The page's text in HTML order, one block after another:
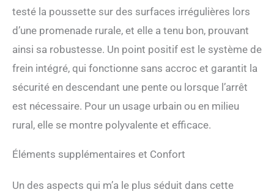
testé la poussette sur des surfaces irrégulières lors
d’une promenade rurale, et elle a tenu bon, prouvant
ainsi sa robustesse. Un point positif est le système de
frein intégré, qui fonctionne sans accroc et garantit la
sécurité en descendant une pente ou lorsque l’arrêt
est nécessaire. Pour un usage urbain ou en milieu
rural, elle se montre polyvalente et efficace.
Éléments supplémentaires et Confort
Un des aspects qui m’a le plus séduit dans cette